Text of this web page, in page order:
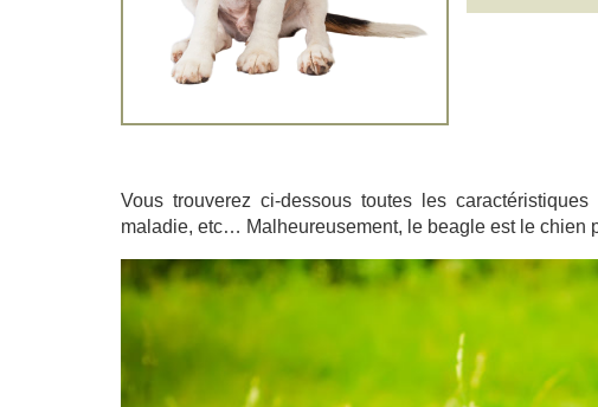
Vous trouverez ci-dessous toutes les
maladie, etc… Malheureusement, le beagle est le chien